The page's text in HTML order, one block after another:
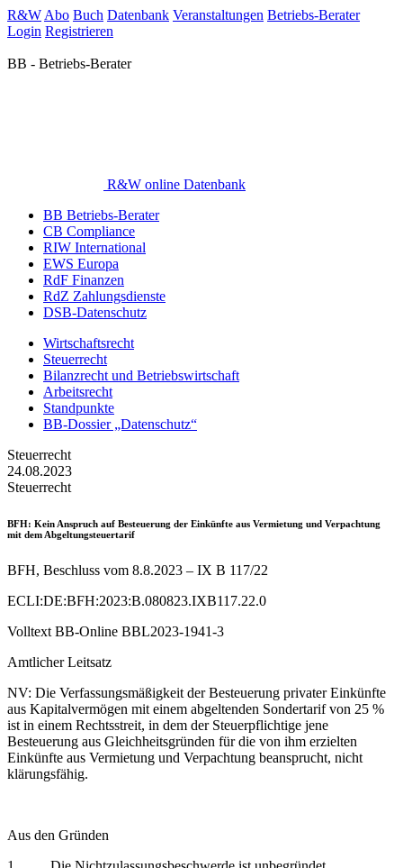
R&W Abo Buch Datenbank Veranstaltungen Betriebs-Berater
Login Registrieren
BB - Betriebs-Berater
R&W online Datenbank
BB Betriebs-Berater
CB Compliance
RIW International
EWS Europa
RdF Finanzen
RdZ Zahlungsdienste
DSB-Datenschutz
Wirtschaftsrecht
Steuerrecht
Bilanzrecht und Betriebswirtschaft
Arbeitsrecht
Standpunkte
BB-Dossier „Datenschutz“
Steuerrecht
24.08.2023
Steuerrecht
BFH: Kein Anspruch auf Besteuerung der Einkünfte aus Vermietung und Verpachtung
mit dem Abgeltungsteuertarif
BFH, Beschluss vom 8.8.2023 – IX B 117/22
ECLI:DE:BFH:2023:B.080823.IXB117.22.0
Volltext BB-Online BBL2023-1941-3
Amtlicher Leitsatz
NV: Die Verfassungsmäßigkeit der Besteuerung privater Einkünfte
aus Kapitalvermögen mit einem abgeltenden Sondertarif von 25 %
ist in einem Rechtsstreit, in dem der Steuerpflichtige jene
Besteuerung aus Gleichheitsgründen für die von ihm erzielten
Einkünfte aus Vermietung und Verpachtung beansprucht, nicht
klärungsfähig.
Aus den Gründen